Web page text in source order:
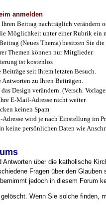
anmelden
Beitrag nachträglich verändern
Möglichkeit unter einer Rubrik ein
(Neues Thema) besitzen Sie
Themen können nur Mitglieder.
ist kostenlos
Beiträge seit Ihrem letzten Besuch.
Antworten zu Ihren Beiträgen.
Design verändern. (Versch.
E-Mail-Adresse nicht weiter
keinen Spam
wird je nach Einstellung im
keine persönlichen Daten wie
Antworten über die katholische
Fragen über den
jedoch in diesem Forum
Wenn Sie solche